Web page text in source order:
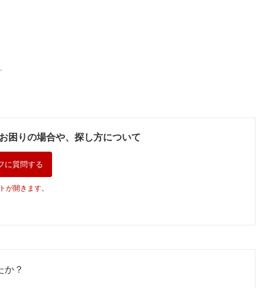
困りの場合や、探し方について
に質問する
が開きます。
か？